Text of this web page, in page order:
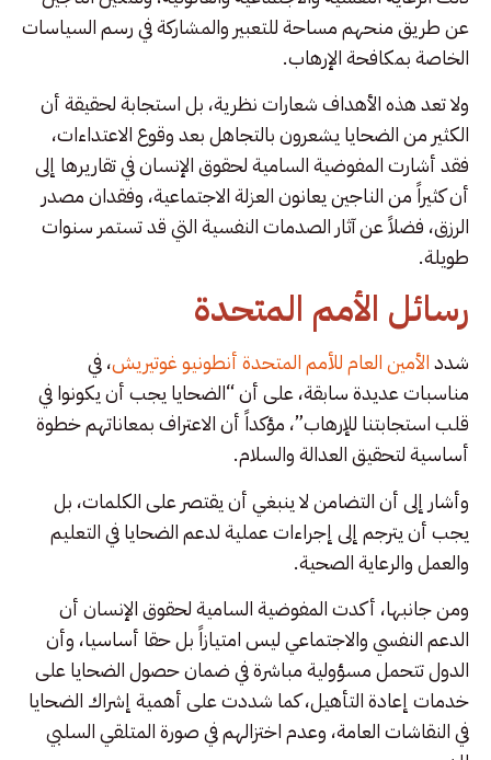
عن طريق منحهم مساحة للتعبير والمشاركة في رسم السياسات
الخاصة بمكافحة الإرهاب.
ولا تعد هذه الأهداف شعارات نظرية، بل استجابة لحقيقة أن
الكثير من الضحايا يشعرون بالتجاهل بعد وقوع الاعتداءات،
فقد أشارت المفوضية السامية لحقوق الإنسان في تقاريرها إلى
أن كثيراً من الناجين يعانون العزلة الاجتماعية، وفقدان مصدر
الرزق، فضلاً عن آثار الصدمات النفسية التي قد تستمر سنوات
طويلة.
رسائل الأمم المتحدة
شددالأمين العام للأمم المتحدة أنطونيو غوتيريش، في
مناسبات عديدة سابقة، على أن “الضحايا يجب أن يكونوا في
قلب استجابتنا للإرهاب”، مؤكداً أن الاعتراف بمعاناتهم خطوة
أساسية لتحقيق العدالة والسلام.
وأشار إلى أن التضامن لا ينبغي أن يقتصر على الكلمات، بل
يجب أن يترجم إلى إجراءات عملية لدعم الضحايا في التعليم
والعمل والرعاية الصحية.
ومن جانبها، أكدت المفوضية السامية لحقوق الإنسان أن
الدعم النفسي والاجتماعي ليس امتيازاً بل حقا أساسيا، وأن
الدول تتحمل مسؤولية مباشرة في ضمان حصول الضحايا على
خدمات إعادة التأهيل، كما شددت على أهمية إشراك الضحايا
في النقاشات العامة، وعدم اختزالهم في صورة المتلقي السلبي